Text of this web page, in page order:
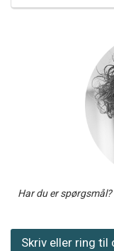
Har du er
Skriv eller ring til